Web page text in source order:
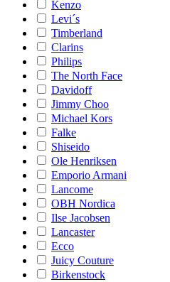
Kenzo
Levi´s
Timberland
Clarins
Philips
The North Face
Davidoff
Jimmy Choo
Michael Kors
Falke
Shiseido
Ole Henriksen
Emporio Armani
Lancome
OBH Nordica
Ilse Jacobsen
Lancaster
Ecco
Juicy Couture
Birkenstock